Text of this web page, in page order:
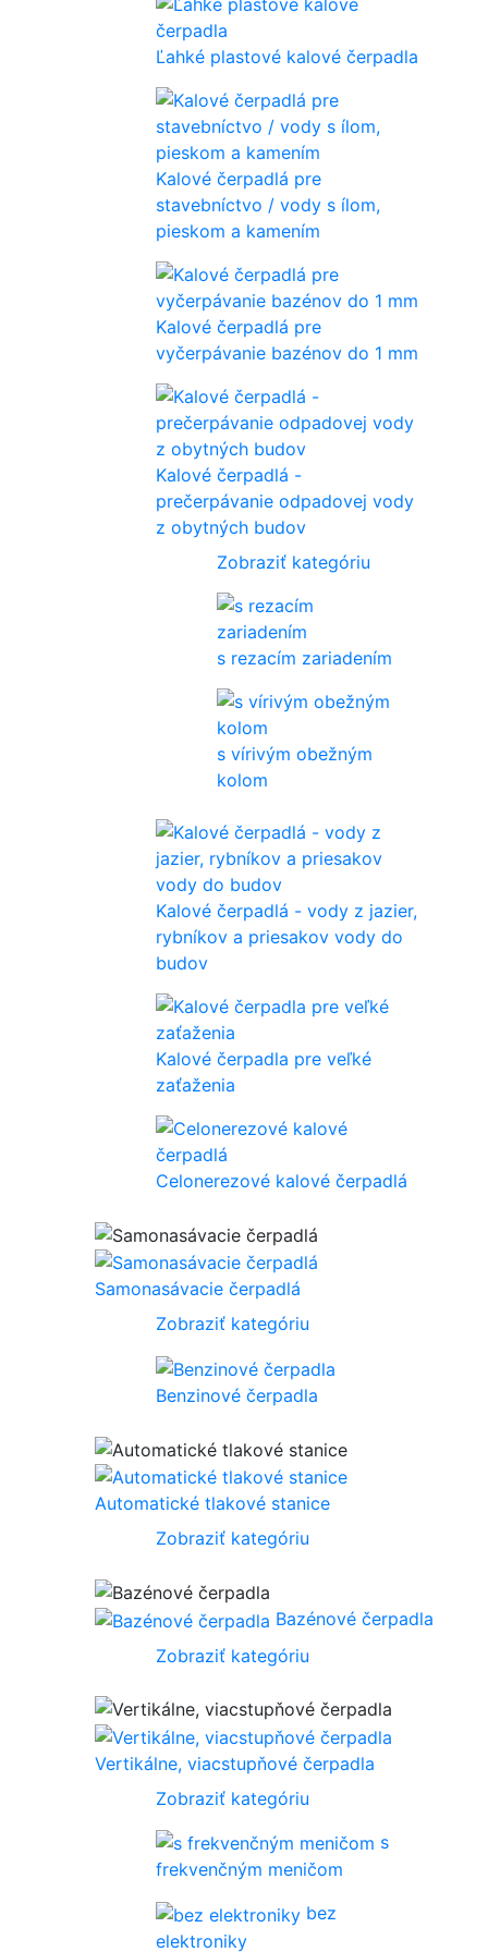
Ľahké plastové kalové čerpadla
Kalové čerpadlá pre
stavebníctvo / vody s ílom,
pieskom a kamením
Kalové čerpadlá pre
vyčerpávanie bazénov do 1 mm
Kalové čerpadlá -
prečerpávanie odpadovej vody
z obytných budov
Zobraziť kategóriu
s rezacím zariadením
s vírivým obežným
kolom
Kalové čerpadlá - vody z jazier,
rybníkov a priesakov vody do
budov
Kalové čerpadla pre veľké
zaťaženia
Celonerezové kalové čerpadlá
Samonasávacie čerpadlá
Zobraziť kategóriu
Benzinové čerpadla
Automatické tlakové stanice
Zobraziť kategóriu
Bazénové čerpadla
Zobraziť kategóriu
Vertikálne, viacstupňové čerpadla
Zobraziť kategóriu
s
frekvenčným meničom
bez
elektroniky